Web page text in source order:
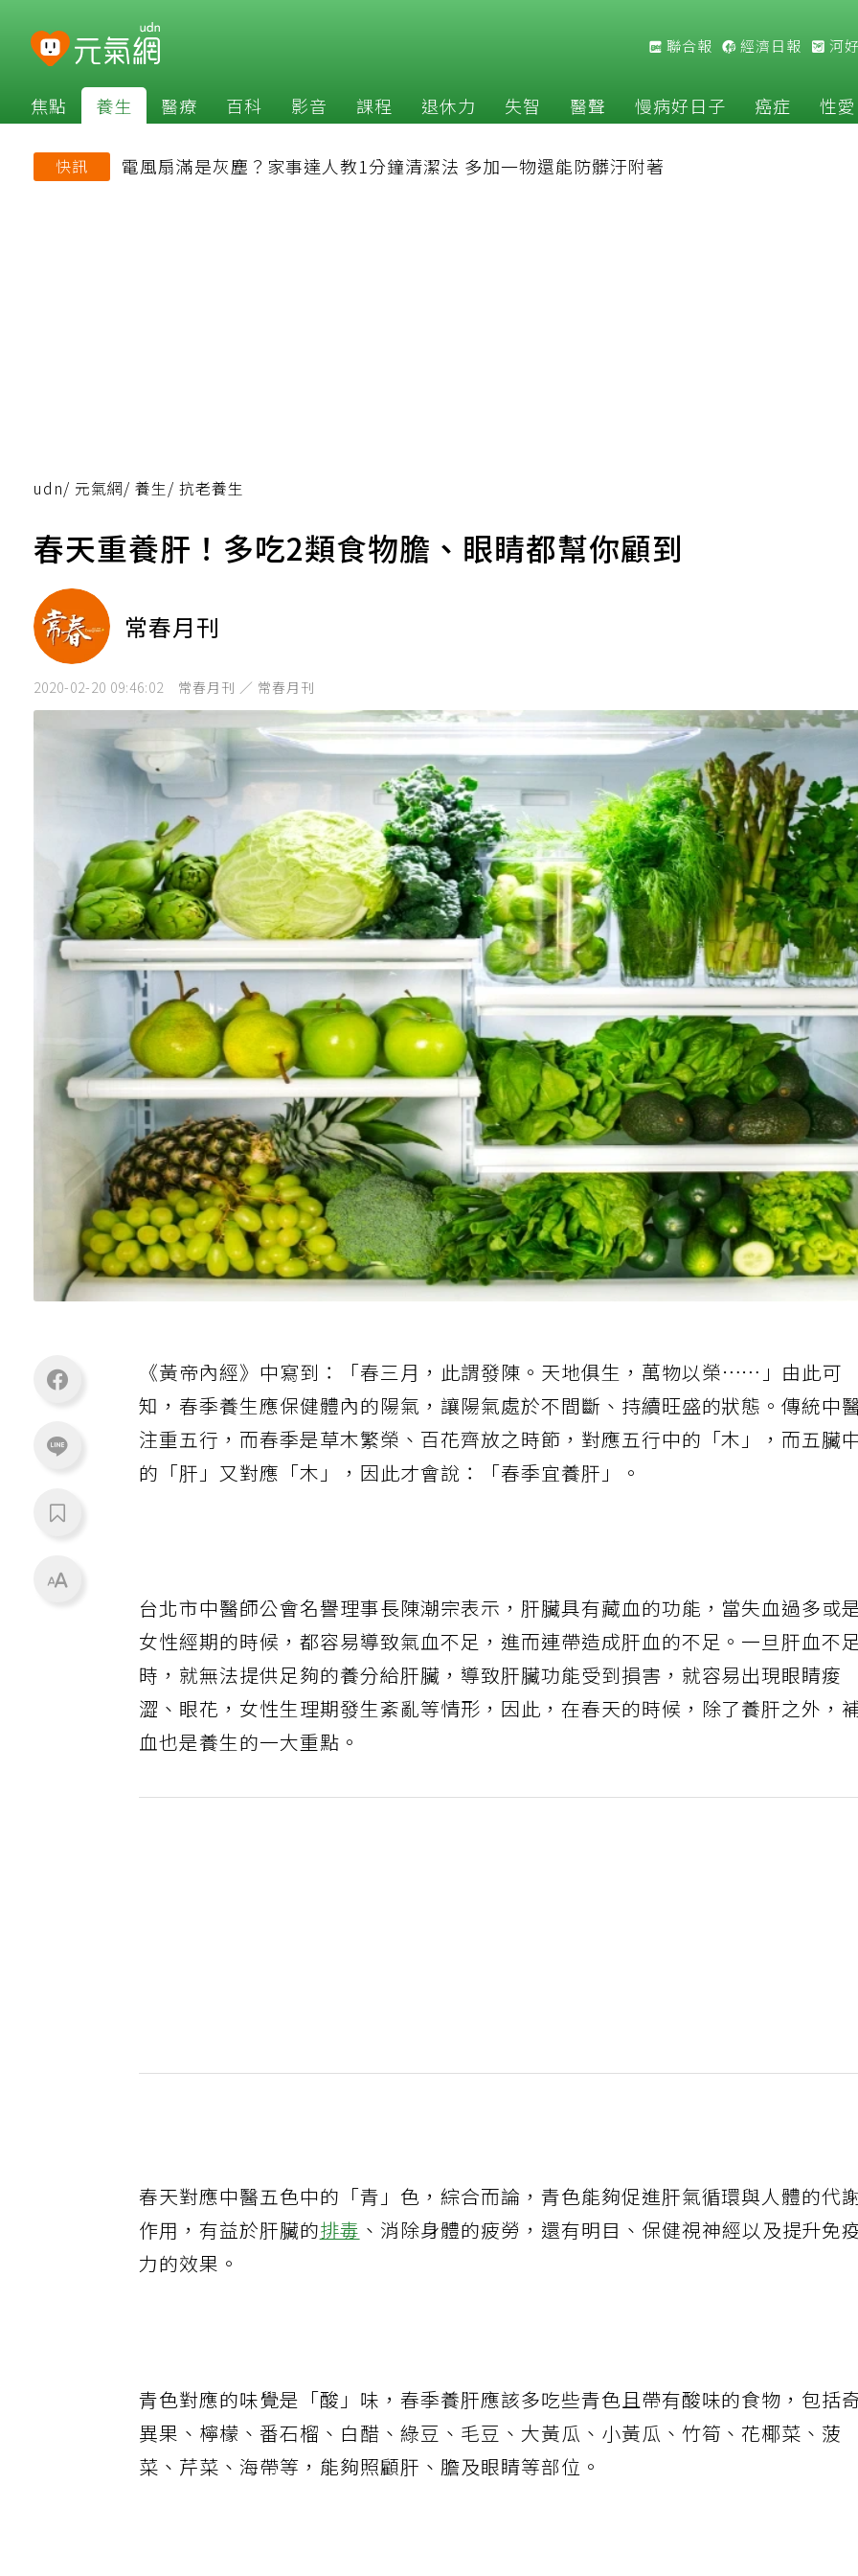
聯合報 經濟日報 河
焦點 養生 醫療 百科 影音 課程 退休力 失智 醫聲 慢病好日子 癌症 性愛
快訊 電風扇滿是灰塵？家事達人教1分鐘清潔法 多加一物還能防髒汙附著
udn/ 元氣網/ 養生/ 抗老養生
春天重養肝！多吃2類食物膽、眼睛都幫你顧到
常春月刊
2020-02-20 09:46:02 常春月刊 ／ 常春月刊
《黃帝內經》中寫到：「春三月，此謂發陳。天地俱生，萬物以榮⋯⋯」由此可
知，春季養生應保健體內的陽氣，讓陽氣處於不間斷、持續旺盛的狀態。傳統中
注重五行，而春季是草木繁榮、百花齊放之時節，對應五行中的「木」，而五臟
的「肝」又對應「木」，因此才會說：「春季宜養肝」。
台北市中醫師公會名譽理事長陳潮宗表示，肝臟具有藏血的功能，當失血過多或
女性經期的時候，都容易導致氣血不足，進而連帶造成肝血的不足。一旦肝血不
時，就無法提供足夠的養分給肝臟，導致肝臟功能受到損害，就容易出現眼睛痠
澀、眼花，女性生理期發生紊亂等情形，因此，在春天的時候，除了養肝之外，
血也是養生的一大重點。
春天對應中醫五色中的「青」色，綜合而論，青色能夠促進肝氣循環與人體的代謝
作用，有益於肝臟的排毒 、消除身體的疲勞，還有明目、保健視神經以及提升免
力的效果。
青色對應的味覺是「酸」味，春季養肝應該多吃些青色且帶有酸味的食物，包括奇
異果、檸檬、番石榴、白醋、綠豆、毛豆、大黃瓜、小黃瓜、竹筍、花椰菜、菠
菜、芹菜、海帶等，能夠照顧肝、膽及眼睛等部位。